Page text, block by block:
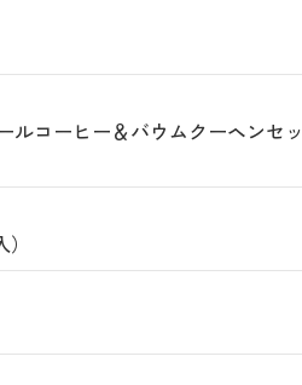
ルコーヒー＆バウムクーヘンセッ